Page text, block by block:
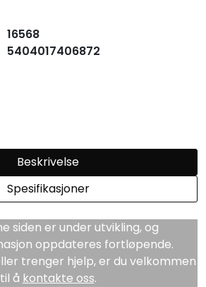
16568
5404017406872
Beskrivelse
Spesifikasjoner
siden er under utvikling, og
oppdateres fortløpende.
trenger hjelp, er du velkommen
til å kontakte oss.